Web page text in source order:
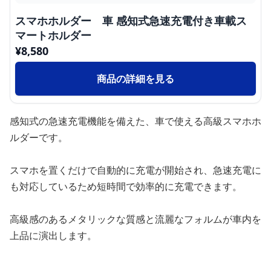
スマホホルダー 車 感知式急速充電付き車載ス
マートホルダー
¥8,580
商品の詳細を見る
感知式の急速充電機能を備えた、車で使える高級スマホホ
ルダーです。
スマホを置くだけで自動的に充電が開始され、急速充電に
も対応しているため短時間で効率的に充電できます。
高級感のあるメタリックな質感と流麗なフォルムが車内を
上品に演出します。